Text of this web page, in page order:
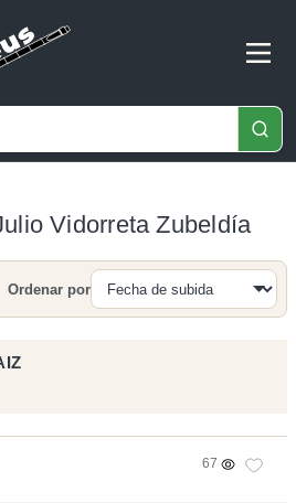
Vidorreta Zubeldía
Buscar
Ordenar por
67